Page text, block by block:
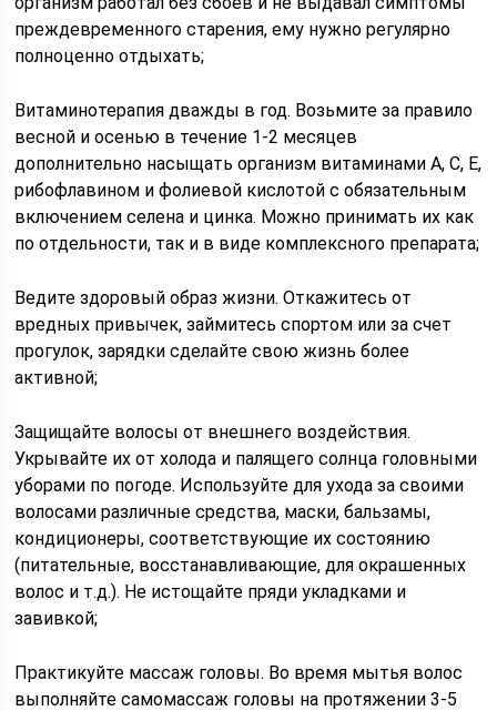
преждевременного старения, ему нужно регулярно
полноценно отдыхать;
Витаминотерапия дважды в год. Возьмите за правило
весной и осенью в течение 1-2 месяцев
дополнительно насыщать организм витаминами А, С, Е,
рибофлавином и фолиевой кислотой с обязательным
включением селена и цинка. Можно принимать их как
по отдельности, так и в виде комплексного препарата;
Ведите здоровый образ жизни. Откажитесь от
вредных привычек, займитесь спортом или за счет
прогулок, зарядки сделайте свою жизнь более
активной;
Защищайте волосы от внешнего воздействия.
Укрывайте их от холода и палящего солнца головными
уборами по погоде. Используйте для ухода за своими
волосами различные средства, маски, бальзамы,
кондиционеры, соответствующие их состоянию
(питательные, восстанавливающие, для окрашенных
волос и т.д.). Не истощайте пряди укладками и
завивкой;
Практикуйте массаж головы. Во время мытья волос
выполняйте самомассаж головы на протяжении 3-5